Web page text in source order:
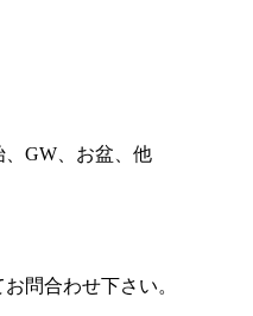
GW、お盆、他
問合わせ下さい。